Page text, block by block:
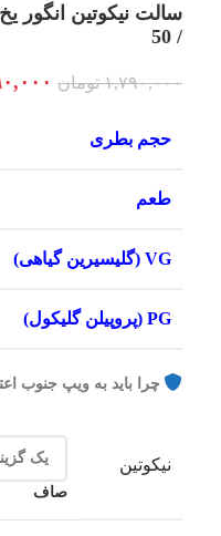
/ 50
۱,۷۹۰,۰۰۰ تومان
حجم بطری
طعم
VG (گلیسیرین گیاهی)
PG (پروپیلن گلیکول)
چرا باید به ویپ جنوب
نیکوتین
صاف